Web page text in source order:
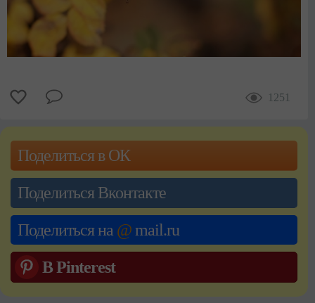
1251
Поделиться в ОК
Поделиться Вконтакте
Поделиться на @mail.ru
В Pinterest